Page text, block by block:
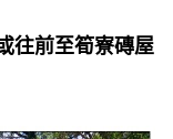
往前至筍寮磚屋